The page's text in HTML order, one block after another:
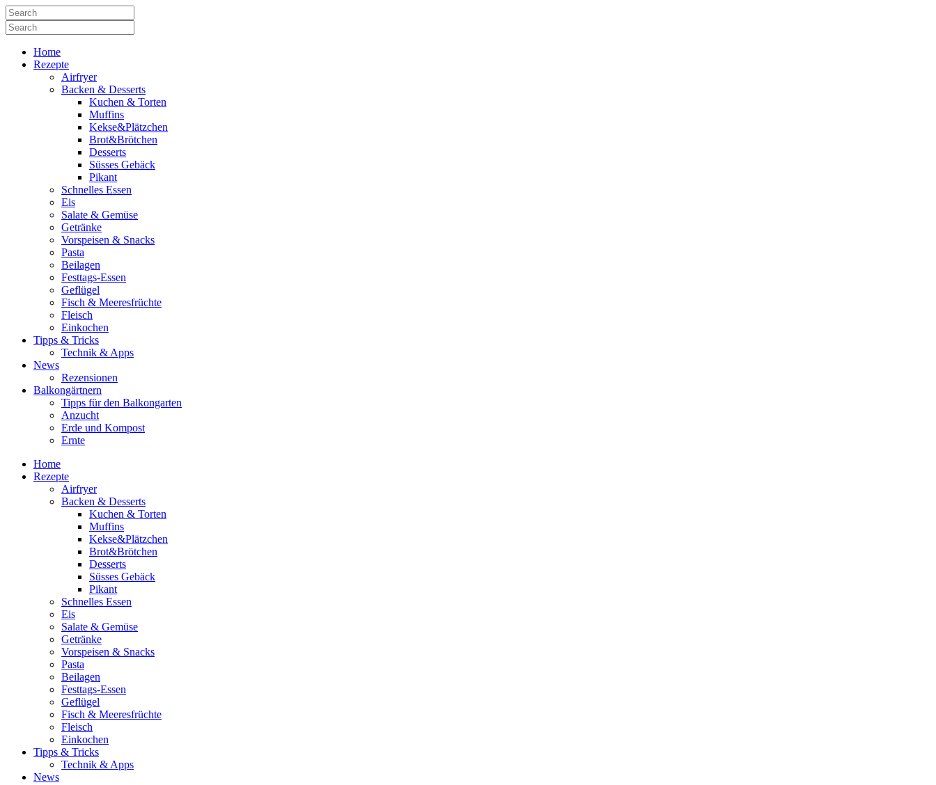
Home
Rezepte
Airfryer
Backen & Desserts
Kuchen & Torten
Muffins
Kekse&Plätzchen
Brot&Brötchen
Desserts
Süsses Gebäck
Pikant
Schnelles Essen
Eis
Salate & Gemüse
Getränke
Vorspeisen & Snacks
Pasta
Beilagen
Festtags-Essen
Geflügel
Fisch & Meeresfrüchte
Fleisch
Einkochen
Tipps & Tricks
Technik & Apps
News
Rezensionen
Balkongärtnern
Tipps für den Balkongarten
Anzucht
Erde und Kompost
Ernte
Home
Rezepte
Airfryer
Backen & Desserts
Kuchen & Torten
Muffins
Kekse&Plätzchen
Brot&Brötchen
Desserts
Süsses Gebäck
Pikant
Schnelles Essen
Eis
Salate & Gemüse
Getränke
Vorspeisen & Snacks
Pasta
Beilagen
Festtags-Essen
Geflügel
Fisch & Meeresfrüchte
Fleisch
Einkochen
Tipps & Tricks
Technik & Apps
News